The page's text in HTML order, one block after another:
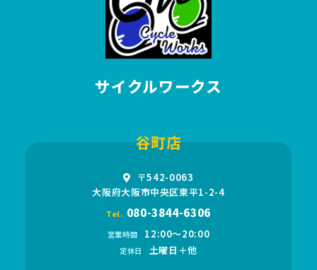
サイクルワークス
谷町店
〒542-0063
大阪府大阪市中央区東平1-2-4
Tel. 080-3844-6306
営業時間 12:00〜20:00
定休日 土曜日＋他